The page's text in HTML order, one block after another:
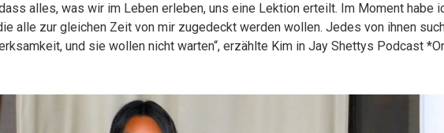
alles, was wir im Leben erleben, uns eine Lektion erteilt. Im Moment habe
alle zur gleichen Zeit von mir zugedeckt werden wollen. Jedes von ihnen
und sie wollen nicht warten“, erzählte Kim in Jay Shettys Podcast